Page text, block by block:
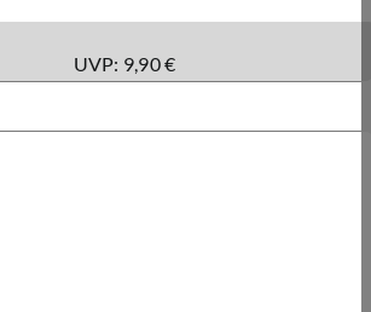
UVP: 9,90 €